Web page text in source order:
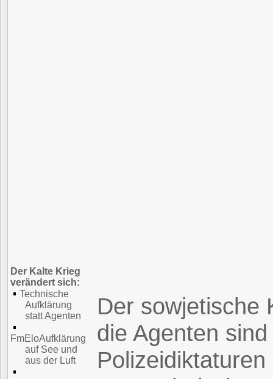
Der Kalte Krieg
verändert sich:
Technische
Aufklärung
statt Agenten
FmEloAufklärung
auf See und
aus der Luft
Der sowjetische
die Agenten